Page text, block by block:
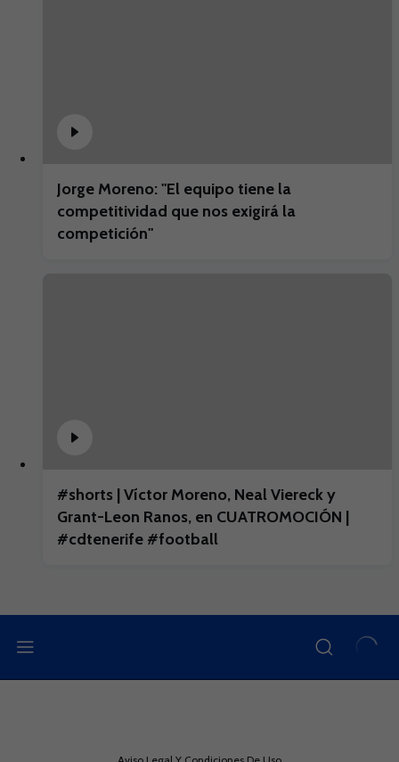
Jorge Moreno: "El equipo tiene la
competitividad que nos exigirá la
competición"
#shorts | Víctor Moreno, Neal Viereck y
Grant-Leon Ranos, en CUATROMOCIÓN |
#cdtenerife #football